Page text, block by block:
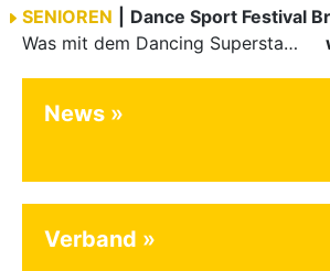
SENIOREN
Dance Sport Festival
Was mit dem Dancing Superstar Festival begann, ist inzwischen mit dem Dance Sport Festival Bremen zu einer festen Institution geworden. Zum fünften Mal treffen sich Paare, Funktionäre und Gäste zu diesem…
News
Verband